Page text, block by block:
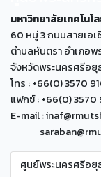
มหาวิทยาลัยเทคโน
60 หมู่ 3 ถนนสายเอเ
ตำบลหันตรา อำเภอ
จังหวัดพระนครศรีอยุ
โทร : +66(0) 3570
แฟกซ์ : +66(0) 3570
E-mail :
ศูนย์พระนครศรีอยุ